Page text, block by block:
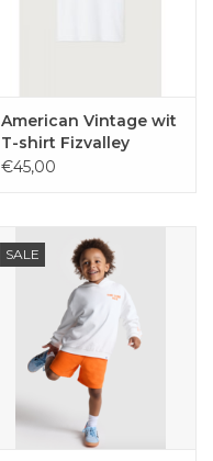
American Vintage wit
T-shirt Fizvalley
€45,00
SALE